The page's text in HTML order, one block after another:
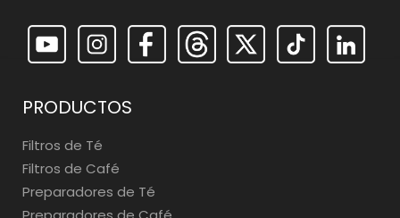
PRODUCTOS
Filtros de Té
Filtros de Café
Preparadores de Té